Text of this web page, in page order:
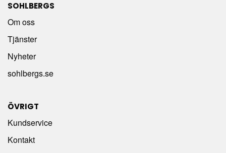
SOHLBERGS
Om oss
Tjänster
Nyheter
sohlbergs.se
ÖVRIGT
Kundservice
Kontakt